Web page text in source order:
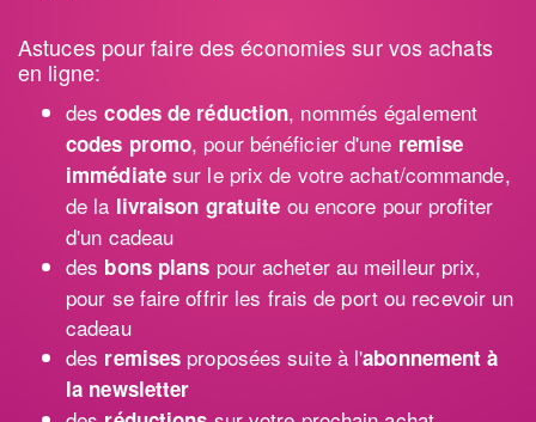
Astuces pour faire des économies sur vos achats
en ligne:
descodes de réduction, nommés également
codes promo, pour bénéficier d'une remise
immédiatesur le prix de votre achat/commande,
de la livraison gratuite ou encore pour profiter
d'un cadeau
des bons plans pour acheter au meilleur prix,
pour se faire offrir les frais de port ou recevoir un
cadeau
des remises proposées suite à l'abonnement à
la newsletter